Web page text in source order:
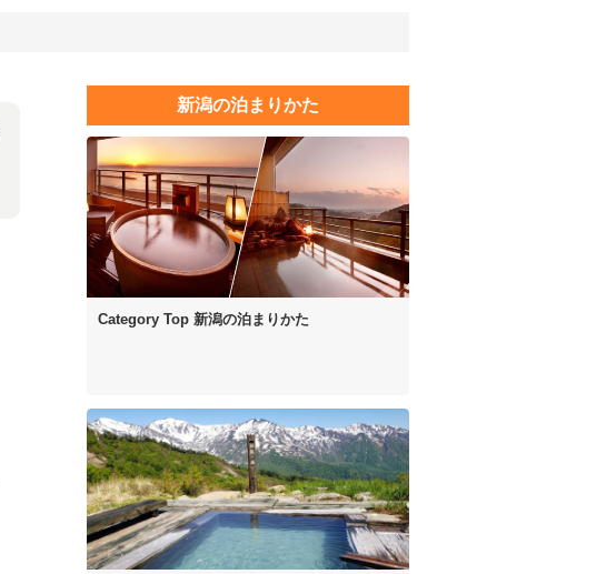
新潟の泊まりかた
Category Top 新潟の泊まりかた